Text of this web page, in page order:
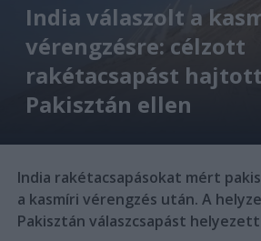
India válaszolt a
vérengzésre: célzott
rakétacsapást
Pakisztán ellen
India rakétacsapásokat mért
a kasmíri vérengzés után. A
Pakisztán válaszcsapást